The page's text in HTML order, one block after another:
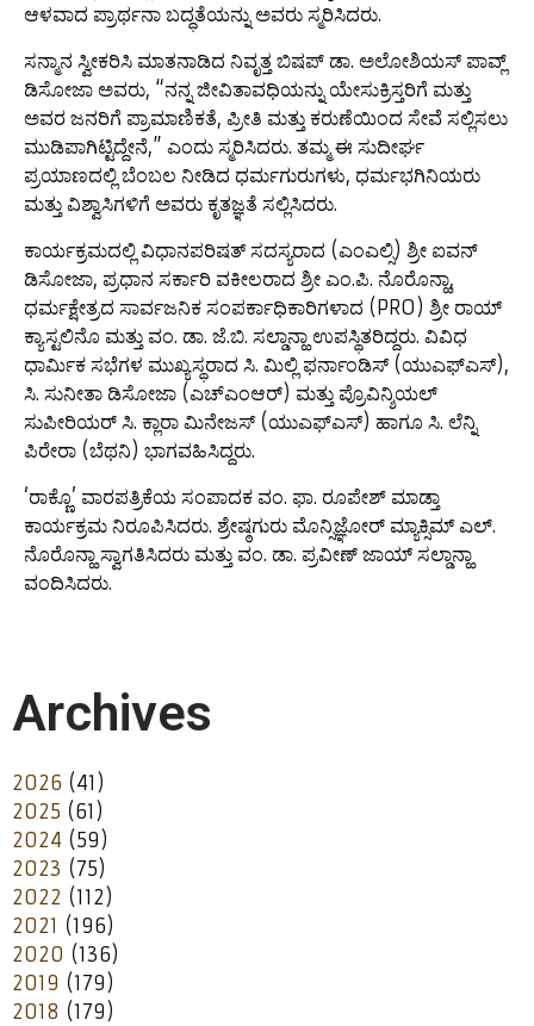
ಆಳವಾದ ಪ್ರಾರ್ಥನಾ ಬದ್ಧತೆಯನ್ನು ಅವರು ಸ್ಮರಿಸಿದರು.
ಸನ್ಮಾನ ಸ್ವೀಕರಿಸಿ ಮಾತನಾಡಿದ ನಿವೃತ್ತ ಬಿಷಪ್ ಡಾ. ಅಲೋಶಿಯಸ್ ಪಾವ್ಲ್
ಡಿಸೋಜಾ ಅವರು, “ನನ್ನ ಜೀವಿತಾವಧಿಯನ್ನು ಯೇಸುಕ್ರಿಸ್ತರಿಗೆ ಮತ್ತು
ಅವರ ಜನರಿಗೆ ಪ್ರಾಮಾಣಿಕತೆ, ಪ್ರೀತಿ ಮತ್ತು ಕರುಣೆಯಿಂದ ಸೇವೆ ಸಲ್ಲಿಸಲು
ಮುಡಿಪಾಗಿಟ್ಟಿದ್ದೇನೆ,” ಎಂದು ಸ್ಮರಿಸಿದರು. ತಮ್ಮ ಈ ಸುದೀರ್ಘ
ಪ್ರಯಾಣದಲ್ಲಿ ಬೆಂಬಲ ನೀಡಿದ ಧರ್ಮಗುರುಗಳು, ಧರ್ಮಭಗಿನಿಯರು
ಮತ್ತು ವಿಶ್ವಾಸಿಗಳಿಗೆ ಅವರು ಕೃತಜ್ಞತೆ ಸಲ್ಲಿಸಿದರು.
ಕಾರ್ಯಕ್ರಮದಲ್ಲಿ ವಿಧಾನಪರಿಷತ್ ಸದಸ್ಯರಾದ (ಎಂಎಲ್ಸಿ) ಶ್ರೀ ಐವನ್
ಡಿಸೋಜಾ, ಪ್ರಧಾನ ಸರ್ಕಾರಿ ವಕೀಲರಾದ ಶ್ರೀ ಎಂ.ಪಿ. ನೊರೊನ್ಹಾ,
ಧರ್ಮಕ್ಷೇತ್ರದ ಸಾರ್ವಜನಿಕ ಸಂಪರ್ಕಾಧಿಕಾರಿಗಳಾದ (PRO) ಶ್ರೀ ರಾಯ್
ಕ್ಯಾಸ್ಟಲಿನೊ ಮತ್ತು ವಂ. ಡಾ. ಜೆ.ಬಿ. ಸಲ್ಡಾನ್ಹಾ ಉಪಸ್ಥಿತರಿದ್ದರು. ವಿವಿಧ
ಧಾರ್ಮಿಕ ಸಭೆಗಳ ಮುಖ್ಯಸ್ಥರಾದ ಸಿ. ಮಿಲ್ಲಿ ಫರ್ನಾಂಡಿಸ್ (ಯುಎಫ್‌ಎಸ್),
ಸಿ. ಸುನೀತಾ ಡಿಸೋಜಾ (ಎಚ್‌ಎಂಆರ್) ಮತ್ತು ಪ್ರೊವಿನ್ಶಿಯಲ್
ಸುಪೀರಿಯರ್ ಸಿ. ಕ್ಲಾರಾ ಮಿನೇಜಸ್ (ಯುಎಫ್‌ಎಸ್) ಹಾಗೂ ಸಿ. ಲೆನ್ನಿ
ಪಿರೇರಾ (ಬೆಥನಿ) ಭಾಗವಹಿಸಿದ್ದರು.
‘ರಾಕ್ಣೊ’ ವಾರಪತ್ರಿಕೆಯ ಸಂಪಾದಕ ವಂ. ಫಾ. ರೂಪೇಶ್ ಮಾಡ್ತಾ
ಕಾರ್ಯಕ್ರಮ ನಿರೂಪಿಸಿದರು. ಶ್ರೇಷ್ಠಗುರು ಮೊನ್ಸಿಜ್ಞೋರ್ ಮ್ಯಾಕ್ಸಿಮ್ ಎಲ್.
ನೊರೊನ್ಹಾ ಸ್ವಾಗತಿಸಿದರು ಮತ್ತು ವಂ. ಡಾ. ಪ್ರವೀಣ್ ಜಾಯ್ ಸಲ್ಡಾನ್ಹಾ
ವಂದಿಸಿದರು.
Archives
2026 (41)
2025 (61)
2024 (59)
2023 (75)
2022 (112)
2021 (196)
2020 (136)
2019 (179)
2018 (179)